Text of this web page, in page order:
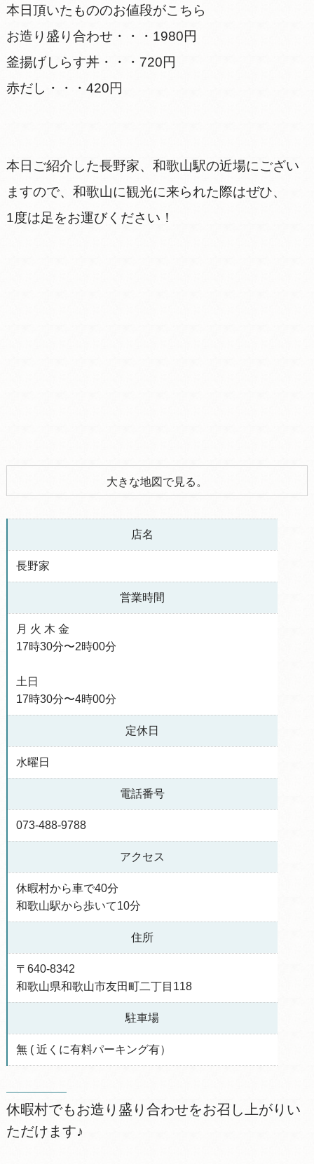
本日頂いたもののお値段がこちら
お造り盛り合わせ・・・1980円
釜揚げしらす丼・・・720円
赤だし・・・420円
本日ご紹介した長野家、和歌山駅の近場にござい
ますので、和歌山に観光に来られた際はぜひ、
1度は足をお運びください！
大きな地図で見る。
店名
長野家
営業時間
月 火 木 金
17時30分〜2時00分
土日
17時30分〜4時00分
定休日
水曜日
電話番号
073-488-9788
アクセス
休暇村から車で40分
和歌山駅から歩いて10分
住所
〒640-8342
和歌山県和歌山市友田町二丁目118
駐車場
無 ( 近くに有料パーキング有）
休暇村でもお造り盛り合わせをお召し上がりい
ただけます♪